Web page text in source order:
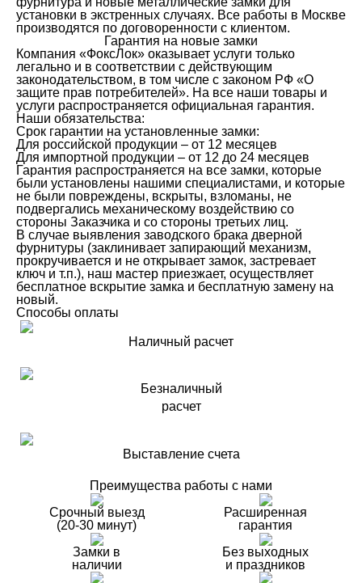
установки в экстренных случаях. Все работы в Москве
производятся по договоренности с клиентом.
Гарантия на новые замки
Компания «ФоксЛок» оказывает услуги только
легально и в соответствии с действующим
законодательством, в том числе с законом РФ «О
защите прав потребителей». На все наши товары и
услуги распространяется официальная гарантия.
Наши обязательства:
Срок гарантии на установленные замки:
Для российской продукции – от 12 месяцев
Для импортной продукции – от 12 до 24 месяцев
Гарантия распространяется на все замки, которые
были установлены нашими специалистами, и которые
не были повреждены, вскрыты, взломаны, не
подвергались механическому воздействию со
стороны Заказчика и со стороны третьих лиц.
В случае выявления заводского брака дверной
фурнитуры (заклинивает запирающий механизм,
прокручивается и не открывает замок, застревает
ключ и т.п.), наш мастер приезжает, осуществляет
бесплатное вскрытие замка и бесплатную замену на
новый.
Способы оплаты
Наличный расчет
Безналичный
расчет
Выставление счета
Преимущества работы с нами
Срочный выезд
(20-30 минут)
Расширенная
гарантия
Замки в
наличии
Без выходных
и праздников